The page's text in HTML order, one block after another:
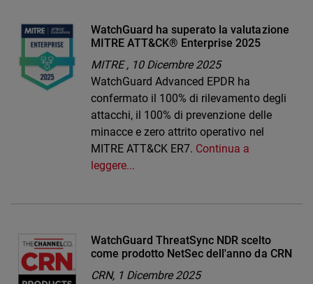
WatchGuard ha superato la valutazione
MITRE ATT&CK® Enterprise 2025
MITRE , 10 Dicembre 2025
WatchGuard Advanced EPDR ha
confermato il 100% di rilevamento degli
attacchi, il 100% di prevenzione delle
minacce e zero attrito operativo nel
MITRE ATT&CK ER7. Continua a
leggere...
WatchGuard ThreatSync NDR scelto
come prodotto NetSec dell'anno da CRN
CRN, 1 Dicembre 2025